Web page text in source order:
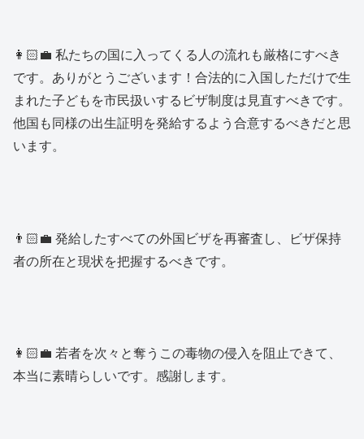
👩🏻‍💼 私たちの国に入ってくる人の流れも厳格にすべき
です。ありがとうございます！合法的に入国しただけで生
まれた子どもを市民扱いするビザ制度は見直すべきです。
他国も同様の出生証明を発給するよう合意するべきだと思
います。
👨🏻‍💼 発給したすべての外国ビザを再審査し、ビザ保持
者の所在と現状を把握するべきです。
👩🏻‍💼 若者を次々と奪うこの毒物の侵入を阻止できて、
本当に素晴らしいです。感謝します。